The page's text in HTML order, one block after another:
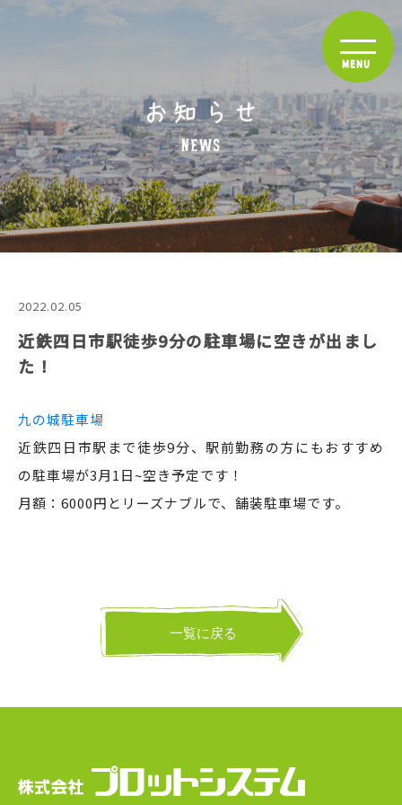
2022.02.05
近鉄四日市駅徒歩9分の駐車場に空きが出まし
た！
九の城駐車場
近鉄四日市駅まで徒歩9分、駅前勤務の方にもおすすめ
の駐車場が3月1日~空き予定です！
月額：6000円とリーズナブルで、舗装駐車場です。